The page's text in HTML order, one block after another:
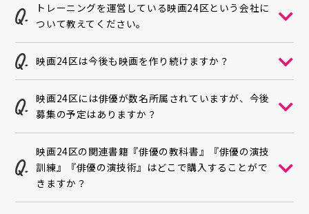
トレーニングを運営している映画24区という会社に
ついて教えてください。
映画24区は今後も映画を作り続けますか？
映画24区には俳優が数名所属されていますが、今後
募集の予定はありますか？
映画24区の関連書籍『俳優の教科書』『俳優の演技
訓練』『俳優の演技術』はどこで購入することがで
きますか？